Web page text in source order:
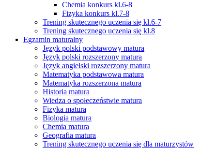
Chemia konkurs kl.6-8
Fizyka konkurs kl.7-8
Trening skutecznego uczenia się kl.6-7
Trening skutecznego uczenia się kl.8
Egzamin maturalny
Język polski podstawowy matura
Język polski rozszerzony matura
Język angielski rozszerzony matura
Matematyka podstawowa matura
Matematyka rozszerzona matura
Historia matura
Wiedza o społeczeństwie matura
Fizyka matura
Biologia matura
Chemia matura
Geografia matura
Trening skutecznego uczenia się dla maturzystów